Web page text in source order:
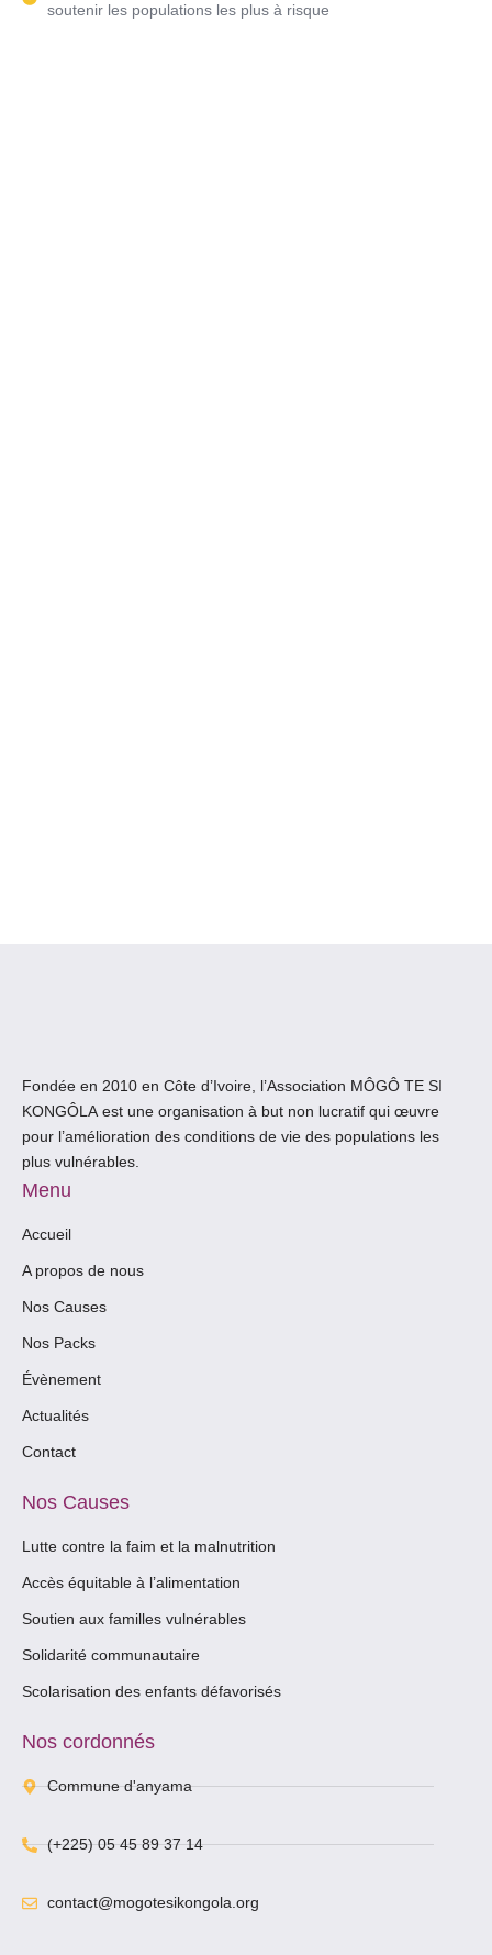
soutenir les populations les plus à risque
Fondée en 2010 en Côte d’Ivoire, l’Association MÔGÔ TE SI
KONGÔLA est une organisation à but non lucratif qui œuvre
pour l’amélioration des conditions de vie des populations les
plus vulnérables.
Menu
Accueil
A propos de nous
Nos Causes
Nos Packs
Évènement
Actualités
Contact
Nos Causes
Lutte contre la faim et la malnutrition
Accès équitable à l’alimentation
Soutien aux familles vulnérables
Solidarité communautaire
Scolarisation des enfants défavorisés
Nos cordonnés
Commune d'anyama
(+225) 05 45 89 37 14
contact@mogotesikongola.org